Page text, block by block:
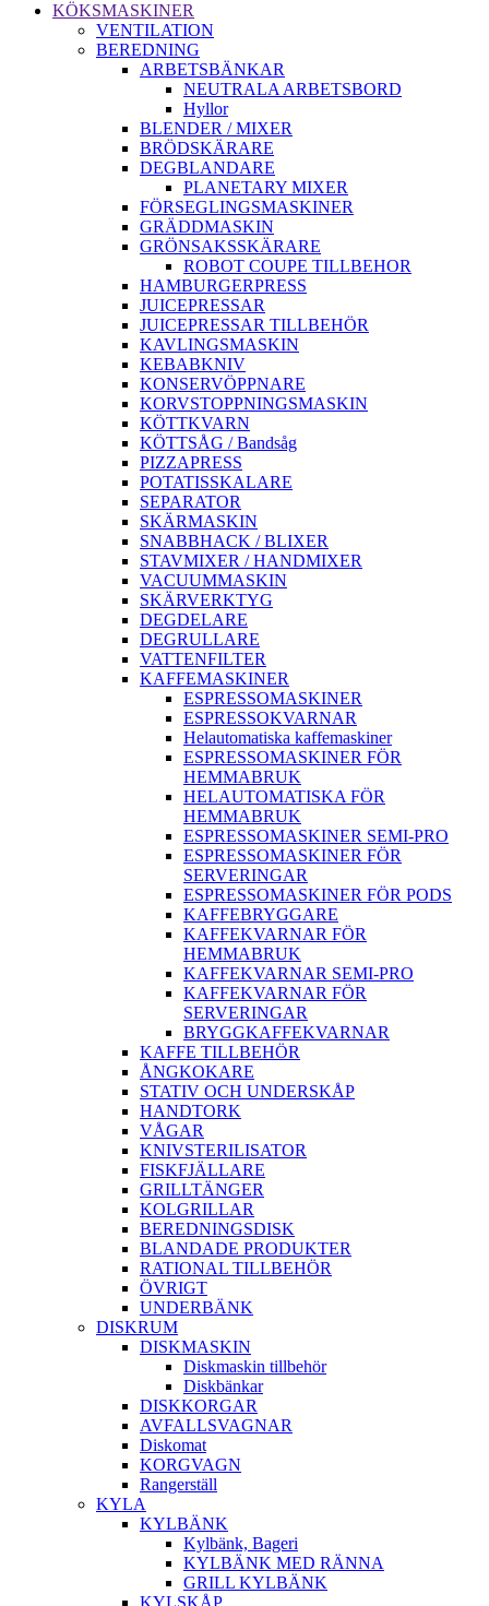
KÖKSMASKINER
VENTILATION
BEREDNING
ARBETSBÄNKAR
NEUTRALA ARBETSBORD
Hyllor
BLENDER / MIXER
BRÖDSKÄRARE
DEGBLANDARE
PLANETARY MIXER
FÖRSEGLINGSMASKINER
GRÄDDMASKIN
GRÖNSAKSSKÄRARE
ROBOT COUPE TILLBEHOR
HAMBURGERPRESS
JUICEPRESSAR
JUICEPRESSAR TILLBEHÖR
KAVLINGSMASKIN
KEBABKNIV
KONSERVÖPPNARE
KORVSTOPPNINGSMASKIN
KÖTTKVARN
KÖTTSÅG / Bandsåg
PIZZAPRESS
POTATISSKALARE
SEPARATOR
SKÄRMASKIN
SNABBHACK / BLIXER
STAVMIXER / HANDMIXER
VACUUMMASKIN
SKÄRVERKTYG
DEGDELARE
DEGRULLARE
VATTENFILTER
KAFFEMASKINER
ESPRESSOMASKINER
ESPRESSOKVARNAR
Helautomatiska kaffemaskiner
ESPRESSOMASKINER FÖR
HEMMABRUK
HELAUTOMATISKA FÖR
HEMMABRUK
ESPRESSOMASKINER SEMI-PRO
ESPRESSOMASKINER FÖR
SERVERINGAR
ESPRESSOMASKINER FÖR PODS
KAFFEBRYGGARE
KAFFEKVARNAR FÖR
HEMMABRUK
KAFFEKVARNAR SEMI-PRO
KAFFEKVARNAR FÖR
SERVERINGAR
BRYGGKAFFEKVARNAR
KAFFE TILLBEHÖR
ÅNGKOKARE
STATIV OCH UNDERSKÅP
HANDTORK
VÅGAR
KNIVSTERILISATOR
FISKFJÄLLARE
GRILLTÄNGER
KOLGRILLAR
BEREDNINGSDISK
BLANDADE PRODUKTER
RATIONAL TILLBEHÖR
ÖVRIGT
UNDERBÄNK
DISKRUM
DISKMASKIN
Diskmaskin tillbehör
Diskbänkar
DISKKORGAR
AVFALLSVAGNAR
Diskomat
KORGVAGN
Rangerställ
KYLA
KYLBÄNK
Kylbänk, Bageri
KYLBÄNK MED RÄNNA
GRILL KYLBÄNK
KYLSKÅP